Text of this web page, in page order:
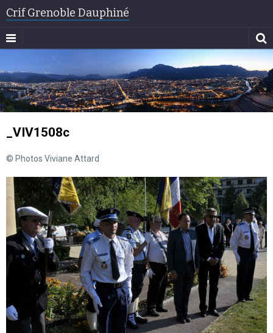
Crif Grenoble Dauphiné
_VIV1508c
© Photos Viviane Attard